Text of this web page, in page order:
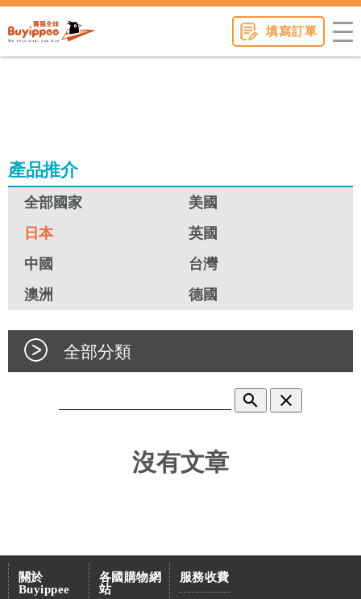
填寫訂單
產品推介
全部國家
美國
日本
英國
中國
台灣
澳洲
德國
全部分類
search clear
沒有文章
關於
Buyippee
各國購物網
站
服務收費